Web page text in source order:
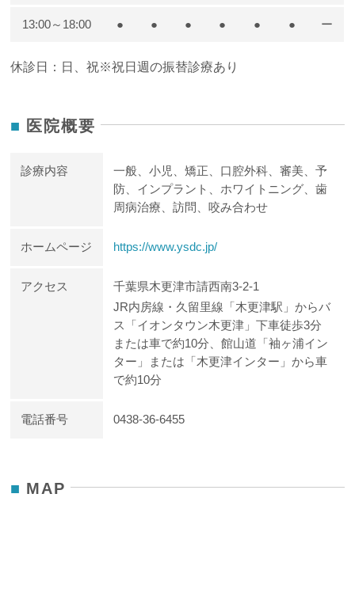
使うようにお願いしてます
今のお子さん達が結構顎が小さくて
汚れが溜まりやすくなってるので
13:00～18:00 ● ● ● ● ● ● ー
休診日：日、祝※祝日週の振替診療あり
医院概要
診療内容
一般、小児、矯正、口腔外科、審美、予
防、インプラント、ホワイトニング、歯
周病治療、訪問、咬み合わせ
ホームページ https://www.ysdc.jp/
アクセス
千葉県木更津市請西南3-2-1
JR内房線・久留里線「木更津駅」からバ
ス「イオンタウン木更津」下車徒歩3分
または車で約10分、館山道「袖ヶ浦イン
ター」または「木更津インター」から車
で約10分
電話番号 0438-36-6455
MAP